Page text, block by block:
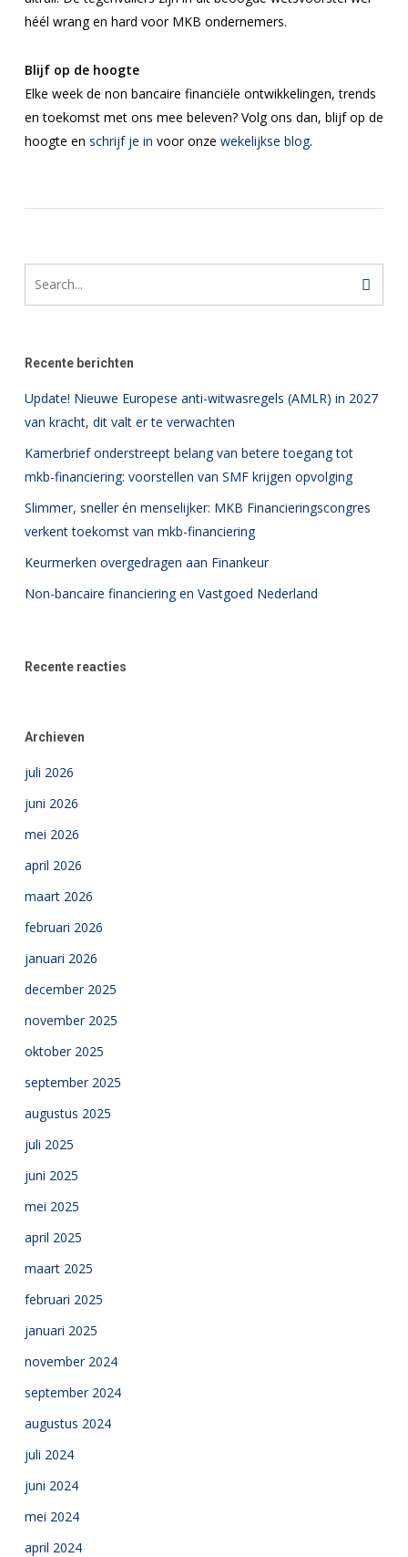
héél wrang en hard voor MKB ondernemers.
Blijf op de hoogte
Elke week de non bancaire financiële ontwikkelingen, trends
en toekomst met ons mee beleven? Volg ons dan, blijf op de
hoogte en schrijf je in voor onze wekelijkse blog.
Recente berichten
Update! Nieuwe Europese anti-witwasregels (AMLR) in 2027
van kracht, dit valt er te verwachten
Kamerbrief onderstreept belang van betere toegang tot
mkb-financiering: voorstellen van SMF krijgen opvolging
Slimmer, sneller én menselijker: MKB Financieringscongres
verkent toekomst van mkb-financiering
Keurmerken overgedragen aan Finankeur
Non-bancaire financiering en Vastgoed Nederland
Recente reacties
Archieven
juli 2026
juni 2026
mei 2026
april 2026
maart 2026
februari 2026
januari 2026
december 2025
november 2025
oktober 2025
september 2025
augustus 2025
juli 2025
juni 2025
mei 2025
april 2025
maart 2025
februari 2025
januari 2025
november 2024
september 2024
augustus 2024
juli 2024
juni 2024
mei 2024
april 2024